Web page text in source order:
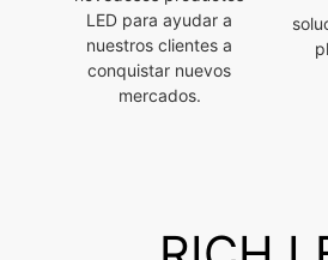
LED para ayudar a
nuestros clientes a
conquistar nuevos
mercados.